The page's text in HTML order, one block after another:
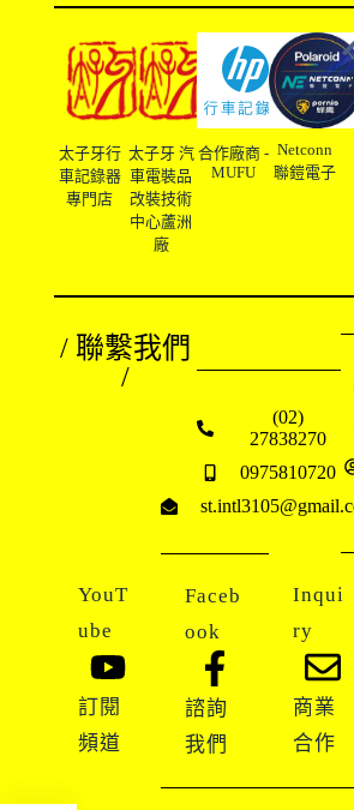
太子牙行
車記錄器
專門店
太子牙 汽
車電裝品
改裝技術
中心蘆洲
廠
合作廠商 -
MUFU
Netconn
聯鎧電子
/ 聯繫我們
/
(02)
27838270
0975810720
YouT
ube
訂閱
頻道
Faceb
ook
諮詢
我們
Inqui
ry
商業
合作